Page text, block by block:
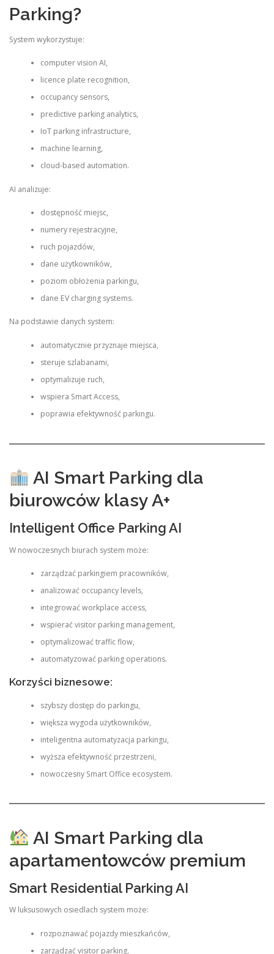
Parking?
System wykorzystuje:
computer vision AI,
licence plate recognition,
occupancy sensors,
predictive parking analytics,
IoT parking infrastructure,
machine learning,
cloud-based automation.
AI analizuje:
dostępność miejsc,
numery rejestracyjne,
ruch pojazdów,
dane użytkowników,
poziom obłożenia parkingu,
dane EV charging systems.
Na podstawie danych system:
automatycznie przyznaje miejsca,
steruje szlabanami,
optymalizuje ruch,
wspiera Smart Access,
poprawia efektywność parkingu.
AI Smart Parking dla
biurowców klasy A+
Intelligent Office Parking AI
W nowoczesnych biurach system może:
zarządzać parkingiem pracowników,
analizować occupancy levels,
integrować workplace access,
wspierać visitor parking management,
optymalizować traffic flow,
automatyzować parking operations.
Korzyści biznesowe:
szybszy dostęp do parkingu,
większa wygoda użytkowników,
inteligentna automatyzacja parkingu,
wyższa efektywność przestrzeni,
nowoczesny Smart Office ecosystem.
AI Smart Parking dla
apartamentowców premium
Smart Residential Parking AI
W luksusowych osiedlach system może:
rozpoznawać pojazdy mieszkańców,
zarządzać visitor parking,